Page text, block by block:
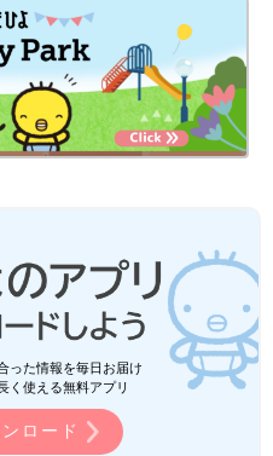
出産した末っ子次女は、あっと
児に！シングルマザー生活を楽
の差きょうだいを育ててま～す
一覧
覧はこちら
して10年ぶりに妊娠・出産した
った情報を毎日お届け
く使える無料アプリ
ロード